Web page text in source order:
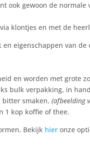
ook gewoon de
klontjes en met de
eigenschappen van
en worden met grote
bulk verpakking, in
bitter smaken.(afbeelding
1 kop koffie of thee.
Bekijk hier onze